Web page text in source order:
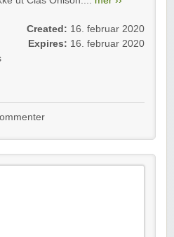
Created: 16. februar 2020
Expires: 16. februar 2020